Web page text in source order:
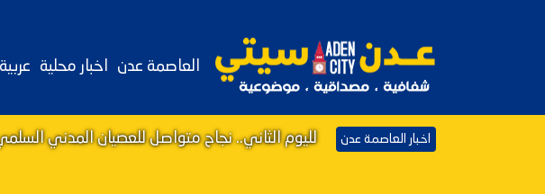
العاصمة عدن اخبار محلية
اخبار العاصمة عدن لليوم الثاني.. نجاح متواصل للعصيان المدني